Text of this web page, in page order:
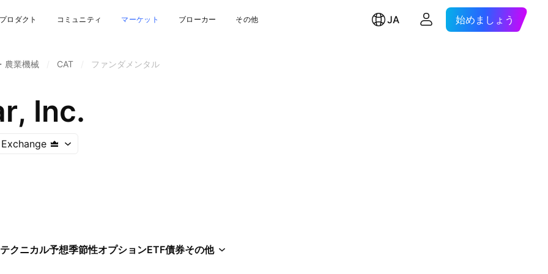
プロダクト コミュニティ マーケット ブローカー その他 JA 始めましょう
農業機械 CAT ファンダメンタル
Inc.
テクニカル予想季節性オプションETF債券その他